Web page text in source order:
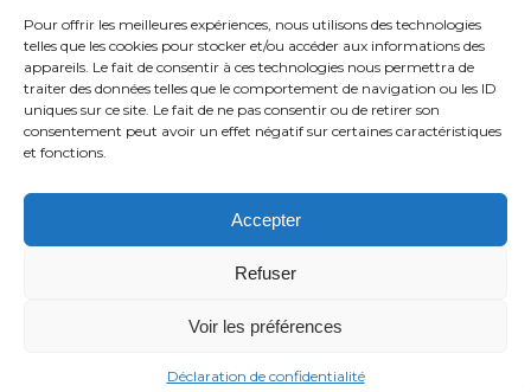
Pour offrir les meilleures expériences, nous utilisons des technologies
telles que les cookies pour stocker et/ou accéder aux informations des
appareils. Le fait de consentir à ces technologies nous permettra de
traiter des données telles que le comportement de navigation ou les ID
uniques sur ce site. Le fait de ne pas consentir ou de retirer son
consentement peut avoir un effet négatif sur certaines caractéristiques
et fonctions.
Accepter
Refuser
Voir les préférences
Déclaration de confidentialité
2 impasse de la Cartoucherie 65000 Tarbes
05 62 37 98 99
CréationARPEGA